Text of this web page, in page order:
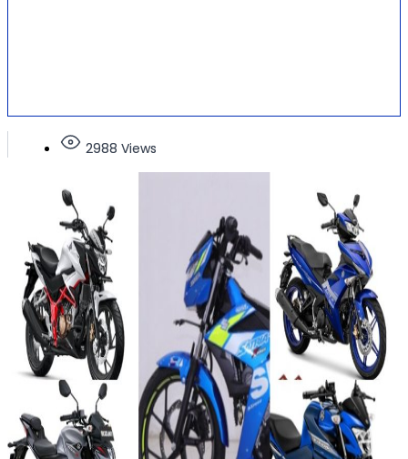
2988 Views